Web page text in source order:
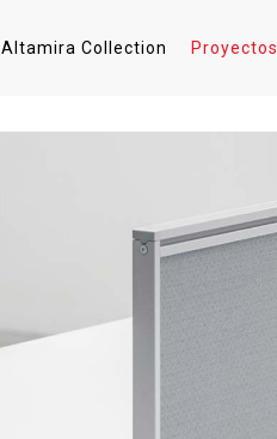
Altamira Collection Proyectos